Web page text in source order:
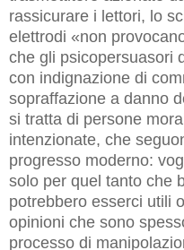
rassicurare i lettori, lo
elettrodi «non
che gli psicopersuasori
con indignazione di
sopraffazione a danno
si tratta di persone
intenzionate, che
progresso moderno:
solo per quel tanto che
potrebbero esserci utili
opinioni che sono
processo di